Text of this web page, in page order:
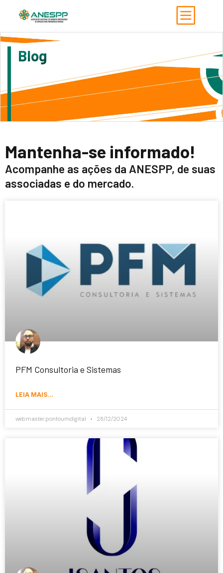
Blog
Mantenha-se informado!
Acompanhe as ações da ANESPP, de suas
associadas e do mercado.
PFM Consultoria e Sistemas
LEIA MAIS...
webmaster.pontoumdigital 28/12/2024